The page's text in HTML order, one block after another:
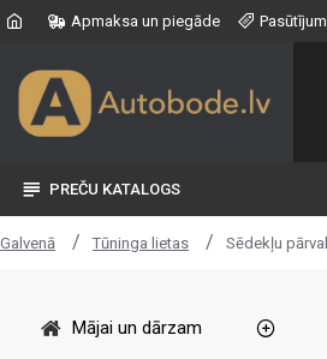
Apmaksa un piegāde
PREČU KATALOGS
Galvenā Tūninga lietas Sēdekļu
Mājai un dārzam